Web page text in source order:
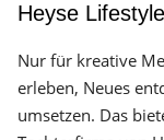
Heyse
Nur für kreative
erleben, Neues
umsetzen. Das